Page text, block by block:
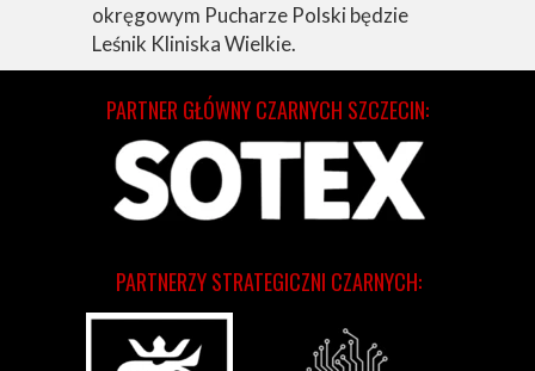
okręgowym Pucharze Polski będzie
Leśnik Kliniska Wielkie.
PARTNERZY STRATEGICZNI CZARNYCH:
PARTNER GŁÓWNY CZARNYCH SZCZECIN: